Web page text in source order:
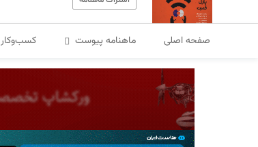
صفحه اصلی ماهنامه پیوست کسب‌و‌کار